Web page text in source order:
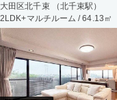
大田区北千束 （北千束駅）
2LDK+マルチルーム / 64.13㎡